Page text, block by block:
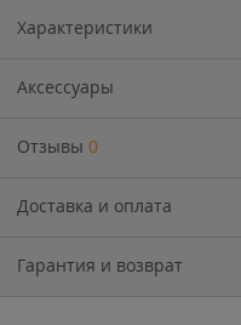
Характеристики
Аксессуары
Отзывы 0
Доставка и оплата
Гарантия и возврат